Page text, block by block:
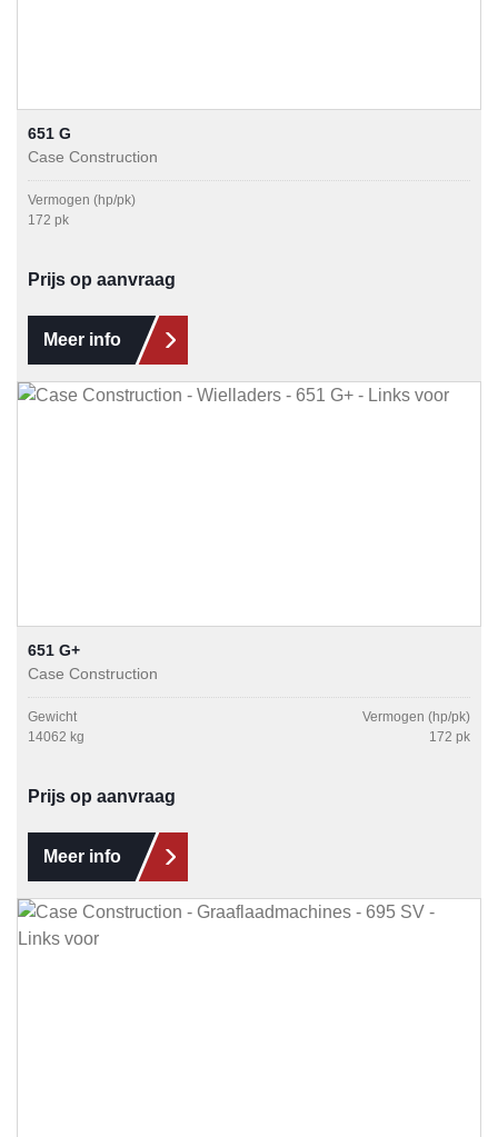
651 G
Case Construction
Vermogen (hp/pk)
172 pk
Prijs op aanvraag
Meer info
651 G+
Case Construction
Gewicht
14062 kg
Vermogen (hp/pk)
172 pk
Prijs op aanvraag
Meer info